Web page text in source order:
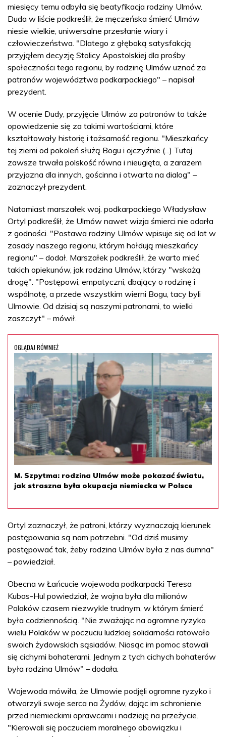
miesięcy temu odbyła się beatyfikacja rodziny Ulmów.
Duda w liście podkreślił, że męczeńska śmierć Ulmów
niesie wielkie, uniwersalne przesłanie wiary i
człowieczeństwa. "Dlatego z głęboką satysfakcją
przyjąłem decyzję Stolicy Apostolskiej dla prośby
społeczności tego regionu, by rodzinę Ulmów uznać za
patronów województwa podkarpackiego" – napisał
prezydent.
W ocenie Dudy, przyjęcie Ulmów za patronów to także
opowiedzenie się za takimi wartościami, które
kształtowały historię i tożsamość regionu. "Mieszkańcy
tej ziemi od pokoleń służą Bogu i ojczyźnie (...) Tutaj
zawsze trwała polskość równa i nieugięta, a zarazem
przyjazna dla innych, gościnna i otwarta na dialog" –
zaznaczył prezydent.
Natomiast marszałek woj. podkarpackiego Władysław
Ortyl podkreślił, że Ulmów nawet wizja śmierci nie odarła
z godności. "Postawa rodziny Ulmów wpisuje się od lat w
zasady naszego regionu, którym hołdują mieszkańcy
regionu" – dodał. Marszałek podkreślił, że warto mieć
takich opiekunów, jak rodzina Ulmów, którzy "wskażą
drogę". "Postępowi, empatyczni, dbający o rodzinę i
wspólnotę, a przede wszystkim wierni Bogu, tacy byli
Ulmowie. Od dzisiaj są naszymi patronami, to wielki
zaszczyt" – mówił.
OGLĄDAJ RÓWNIEŻ
M. Szpytma: rodzina Ulmów może pokazać światu,
jak straszna była okupacja niemiecka w Polsce
Ortyl zaznaczył, że patroni, którzy wyznaczają kierunek
postępowania są nam potrzebni. "Od dziś musimy
postępować tak, żeby rodzina Ulmów była z nas dumna"
– powiedział.
Obecna w Łańcucie wojewoda podkarpacki Teresa
Kubas-Hul powiedział, że wojna była dla milionów
Polaków czasem niezwykle trudnym, w którym śmierć
była codziennością. "Nie zważając na ogromne ryzyko
wielu Polaków w poczuciu ludzkiej solidarności ratowało
swoich żydowskich sąsiadów. Niosąc im pomoc stawali
się cichymi bohaterami. Jednym z tych cichych bohaterów
była rodzina Ulmów" – dodała.
Wojewoda mówiła, że Ulmowie podjęli ogromne ryzyko i
otworzyli swoje serca na Żydów, dając im schronienie
przed niemieckimi oprawcami i nadzieję na przeżycie.
"Kierowali się poczuciem moralnego obowiązku i